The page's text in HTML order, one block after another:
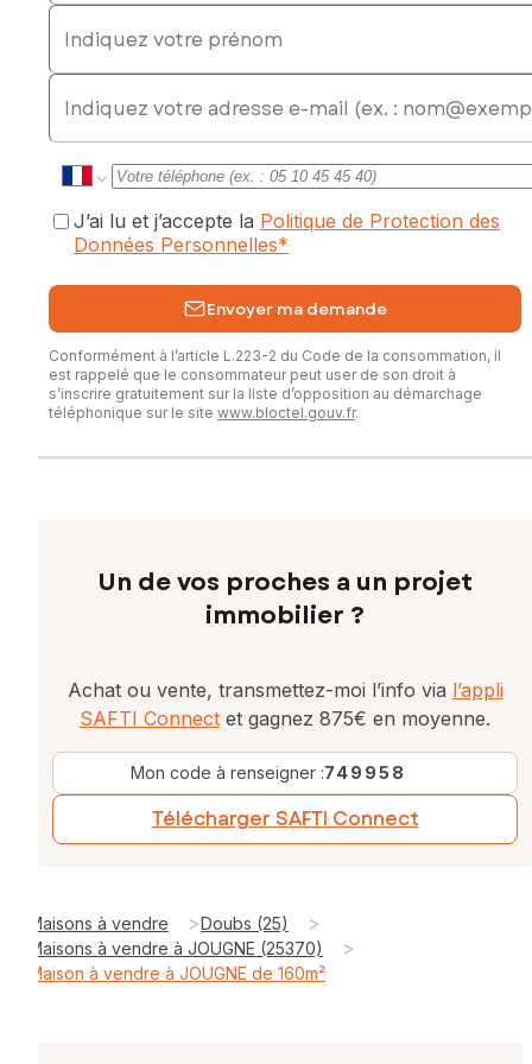
commercial immatriculé au RSAC de Besançon sous le
numéro 883917676
Indiquez votre prénom
E-mail
J’ai lu et j’accepte la Politique de Protection des
Données Personnelles*
Envoyer ma demande
Conformément à l’article L.223-2 du Code de la consommation, il
est rappelé que le consommateur peut user de son droit à
s’inscrire gratuitement sur la liste d’opposition au démarchage
téléphonique sur le site www.bloctel.gouv.fr.
Un de vos proches a un projet
immobilier ?
Achat ou vente, transmettez-moi l’info via l’appli
SAFTI Connect et gagnez 875€ en moyenne.
Mon code à renseigner :749958
Télécharger SAFTI Connect
Maisons à vendre >Doubs (25) >
Maisons à vendre à JOUGNE (25370) >
Maison à vendre à JOUGNE de 160m²